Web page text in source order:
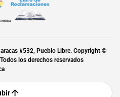
América
#532, Pueblo Libre. Copyright ©
los derechos reservados